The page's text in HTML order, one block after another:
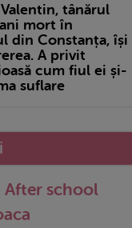
tânărul
mort în
din Constanța, își
A privit
cum fiul ei și-
suflare
After school